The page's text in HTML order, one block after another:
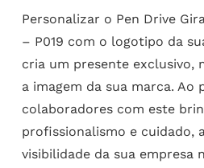
Personalizar o Pen Drive
– P019 com o logotipo da
cria um presente exclusivo,
a imagem da sua marca. Ao
colaboradores com este
profissionalismo e cuidado,
visibilidade da sua empresa